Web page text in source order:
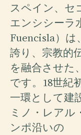
スペイン、セ
エンシシーラ
Fuencisla）
誇り、宗教的
を融合させた
です。18世紀
一環として建
ミノ・レアル
ンポ沿いの